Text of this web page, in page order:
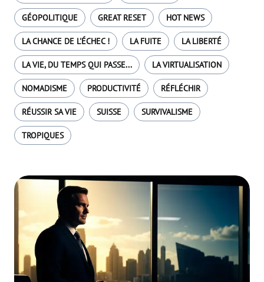
GÉOPOLITIQUE GREAT RESET HOT NEWS
LA CHANCE DE L'ÉCHEC ! LA FUITE LA LIBERTÉ
LA VIE, DU TEMPS QUI PASSE... LA VIRTUALISATION
NOMADISME PRODUCTIVITÉ RÉFLÉCHIR
RÉUSSIR SA VIE SUISSE SURVIVALISME
TROPIQUES